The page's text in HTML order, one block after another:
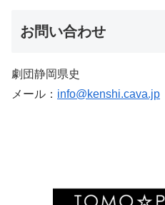
お問い合わせ
劇団静岡県史
メール： info@kenshi.cava.jp